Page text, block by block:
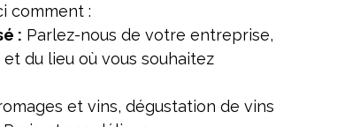
comment :
: Parlez-nous de votre entreprise,
du lieu où vous souhaitez
et vins, dégustation de vins